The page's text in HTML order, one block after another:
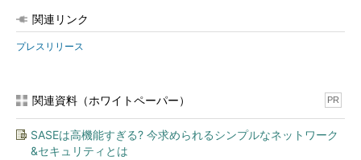
関連リンク
プレスリリース
関連資料（ホワイトペーパー） PR
SASEは高機能すぎる? 今求められるシンプルなネットワーク
&セキュリティとは